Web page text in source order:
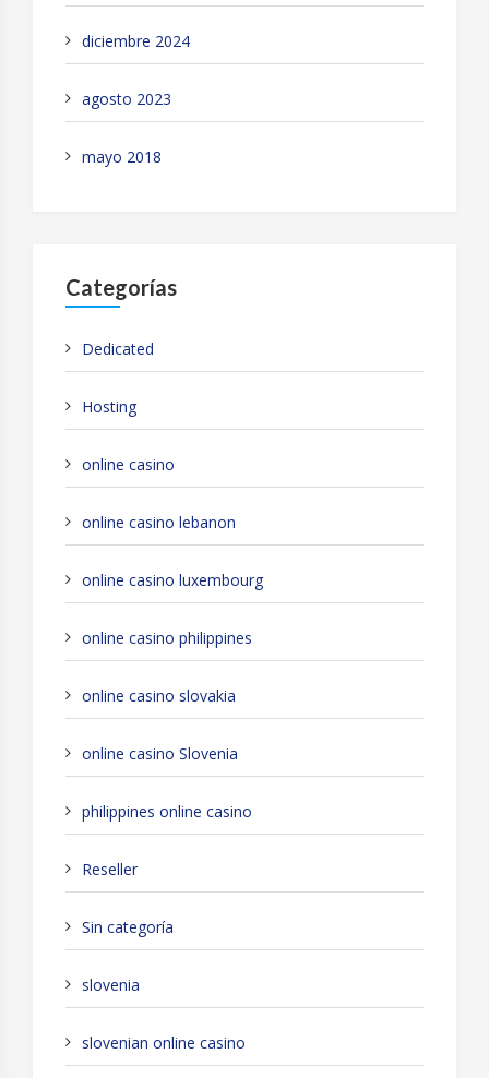
diciembre 2024
agosto 2023
mayo 2018
Categorías
Dedicated
Hosting
online casino
online casino lebanon
online casino luxembourg
online casino philippines
online casino slovakia
online casino Slovenia
philippines online casino
Reseller
Sin categoría
slovenia
slovenian online casino